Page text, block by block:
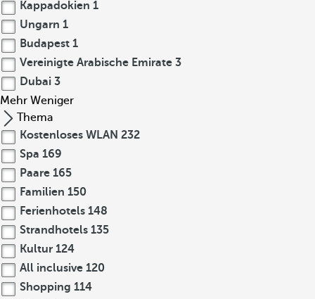
Kappadokien 1
Ungarn 1
Budapest 1
Vereinigte Arabische Emirate 3
Dubai 3
Mehr Weniger
Thema
Kostenloses WLAN 232
Spa 169
Paare 165
Familien 150
Ferienhotels 148
Strandhotels 135
Kultur 124
All inclusive 120
Shopping 114